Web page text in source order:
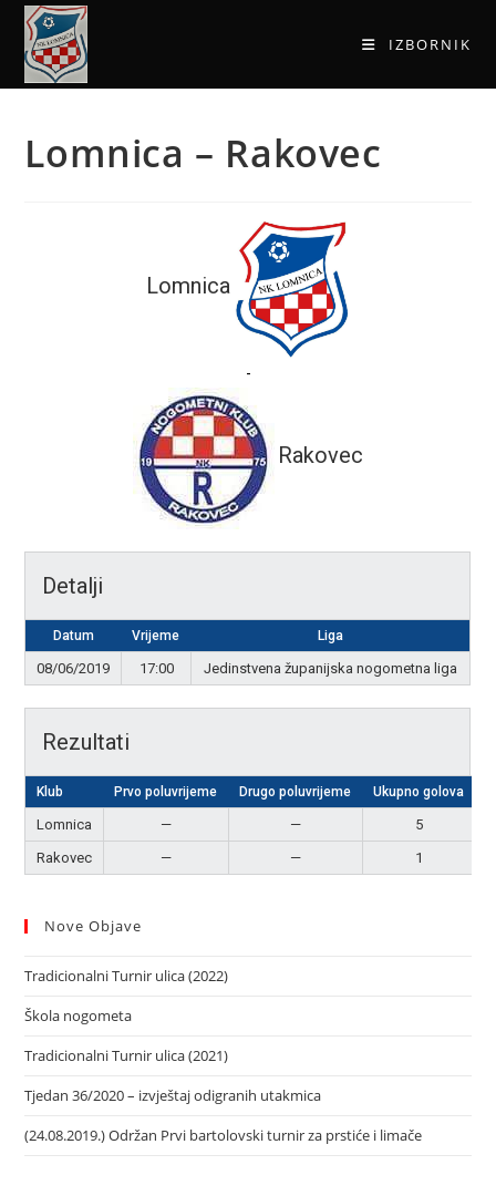
IZBORNIK
Lomnica – Rakovec
Lomnica
-
Rakovec
Detalji
Datum Vrijeme Liga
08/06/2019 17:00 Jedinstvena županijska nogometna liga
Rezultati
Klub Prvo poluvrijeme Drugo poluvrijeme Ukupno golova
Lomnica — — 5
Rakovec
— — 1
Nove Objave
Tradicionalni Turnir ulica (2022)
Škola nogometa
Tradicionalni Turnir ulica (2021)
Tjedan 36/2020 – izvještaj odigranih utakmica
(24.08.2019.) Održan Prvi bartolovski turnir za prstiće i limače